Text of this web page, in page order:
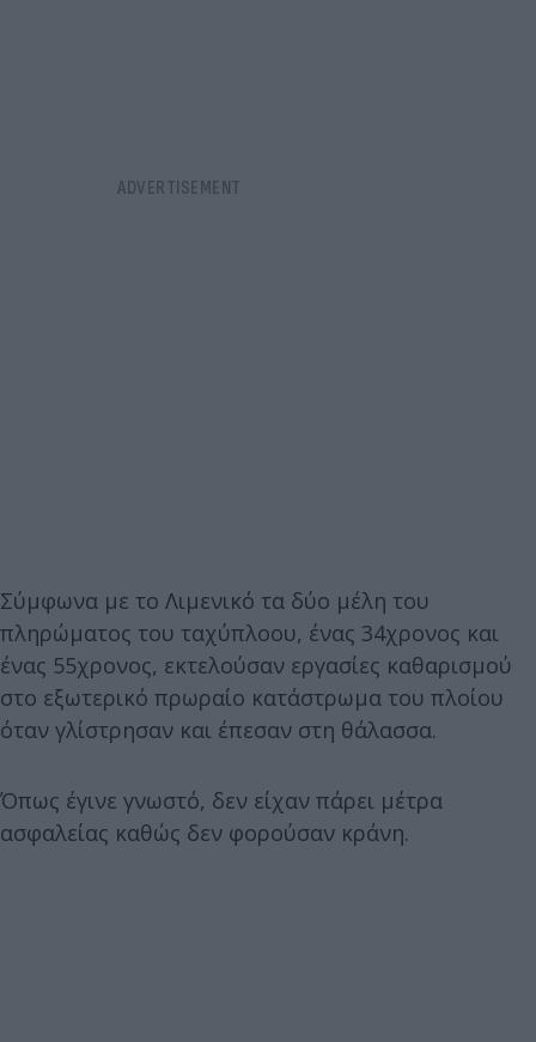
Σύμφωνα με το Λιμενικό τα δύο μέλη του
πληρώματος του ταχύπλοου, ένας 34χρονος και
ένας 55χρονος, εκτελούσαν εργασίες καθαρισμού
στο εξωτερικό πρωραίο κατάστρωμα του πλοίου
όταν γλίστρησαν και έπεσαν στη θάλασσα.
Όπως έγινε γνωστό, δεν είχαν πάρει μέτρα
ασφαλείας καθώς δεν φορούσαν κράνη.